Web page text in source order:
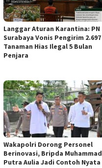
Langgar Aturan Karantina: PN
Surabaya Vonis Pengirim 2.697
Tanaman Hias Ilegal 5 Bulan
Penjara
Wakapolri Dorong Personel
Berinovasi, Bripda Muhammad
Putra Aulia Jadi Contoh Nyata